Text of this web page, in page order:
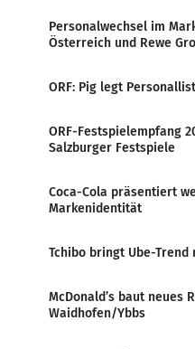
Personalwechsel im
Österreich und Rewe
ORF: Pig legt
ORF-Festspielempfang
Salzburger Festspiele
Coca-Cola präsentiert
Markenidentität
Tchibo bringt Ube-Trend
McDonald’s baut neues
Waidhofen/Ybbs